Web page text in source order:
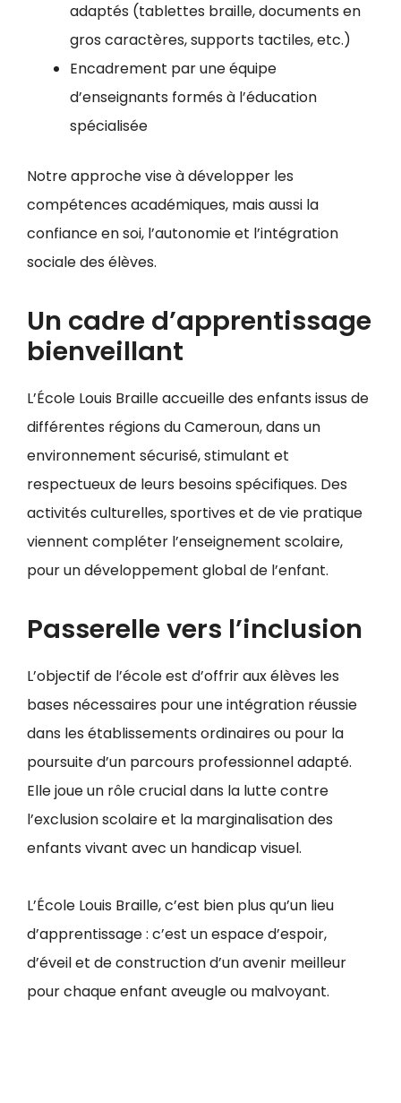
adaptés (tablettes braille, documents en
gros caractères, supports tactiles, etc.)
Encadrement par une équipe
d’enseignants formés à l’éducation
spécialisée
Notre approche vise à développer les
compétences académiques, mais aussi la
confiance en soi, l’autonomie et l’intégration
sociale des élèves.
Un cadre d’apprentissage
bienveillant
L’École Louis Braille accueille des enfants issus de
différentes régions du Cameroun, dans un
environnement sécurisé, stimulant et
respectueux de leurs besoins spécifiques. Des
activités culturelles, sportives et de vie pratique
viennent compléter l’enseignement scolaire,
pour un développement global de l’enfant.
Passerelle vers l’inclusion
L’objectif de l’école est d’offrir aux élèves les
bases nécessaires pour une intégration réussie
dans les établissements ordinaires ou pour la
poursuite d’un parcours professionnel adapté.
Elle joue un rôle crucial dans la lutte contre
l’exclusion scolaire et la marginalisation des
enfants vivant avec un handicap visuel.
L’École Louis Braille, c’est bien plus qu’un lieu
d’apprentissage : c’est un espace d’espoir,
d’éveil et de construction d’un avenir meilleur
pour chaque enfant aveugle ou malvoyant.